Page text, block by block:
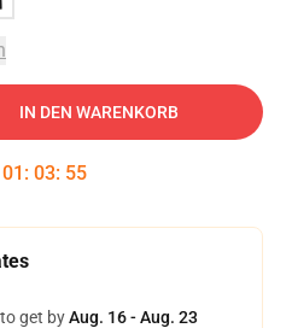
IN DEN WARENKORB
01 : 03: 54
get byAug. 16 - Aug. 23